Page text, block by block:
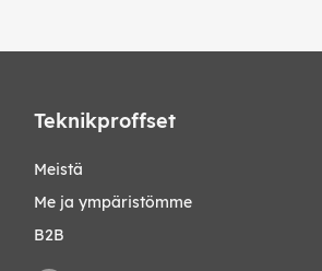
Teknikproffset
Meistä
Me ja ympäristömme
B2B